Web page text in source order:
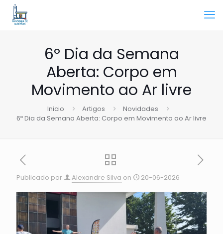
6º Dia da Semana
Aberta: Corpo em
Movimento ao Ar livre
Inicio Artigos
Novidades
6º Dia da Semana Aberta: Corpo em Movimento ao Ar livre
Publicado por Alexandre Silva on 20-06-2026